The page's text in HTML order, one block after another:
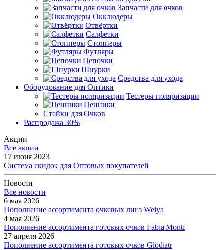
Запчасти для очков
Окклюдеры
Отвёртки
Салфетки
Стопперы
Футляры
Цепочки
Шнурки
Средства для ухода
Оборудование для Оптики
Тестеры поляризации
Ценники
Стойки для Очков
Распродажа 30%
Акции
Все акции
17 июня 2023
Система скидок для Оптовых покупателей
Новости
Все новости
6 мая 2026
Пополнение ассортимента очковых линз Weiya
4 мая 2026
Пополнение ассортимента готовых очков Fabia Monti
27 апреля 2026
Пополнение ассортимента готовых очков Glodiatr